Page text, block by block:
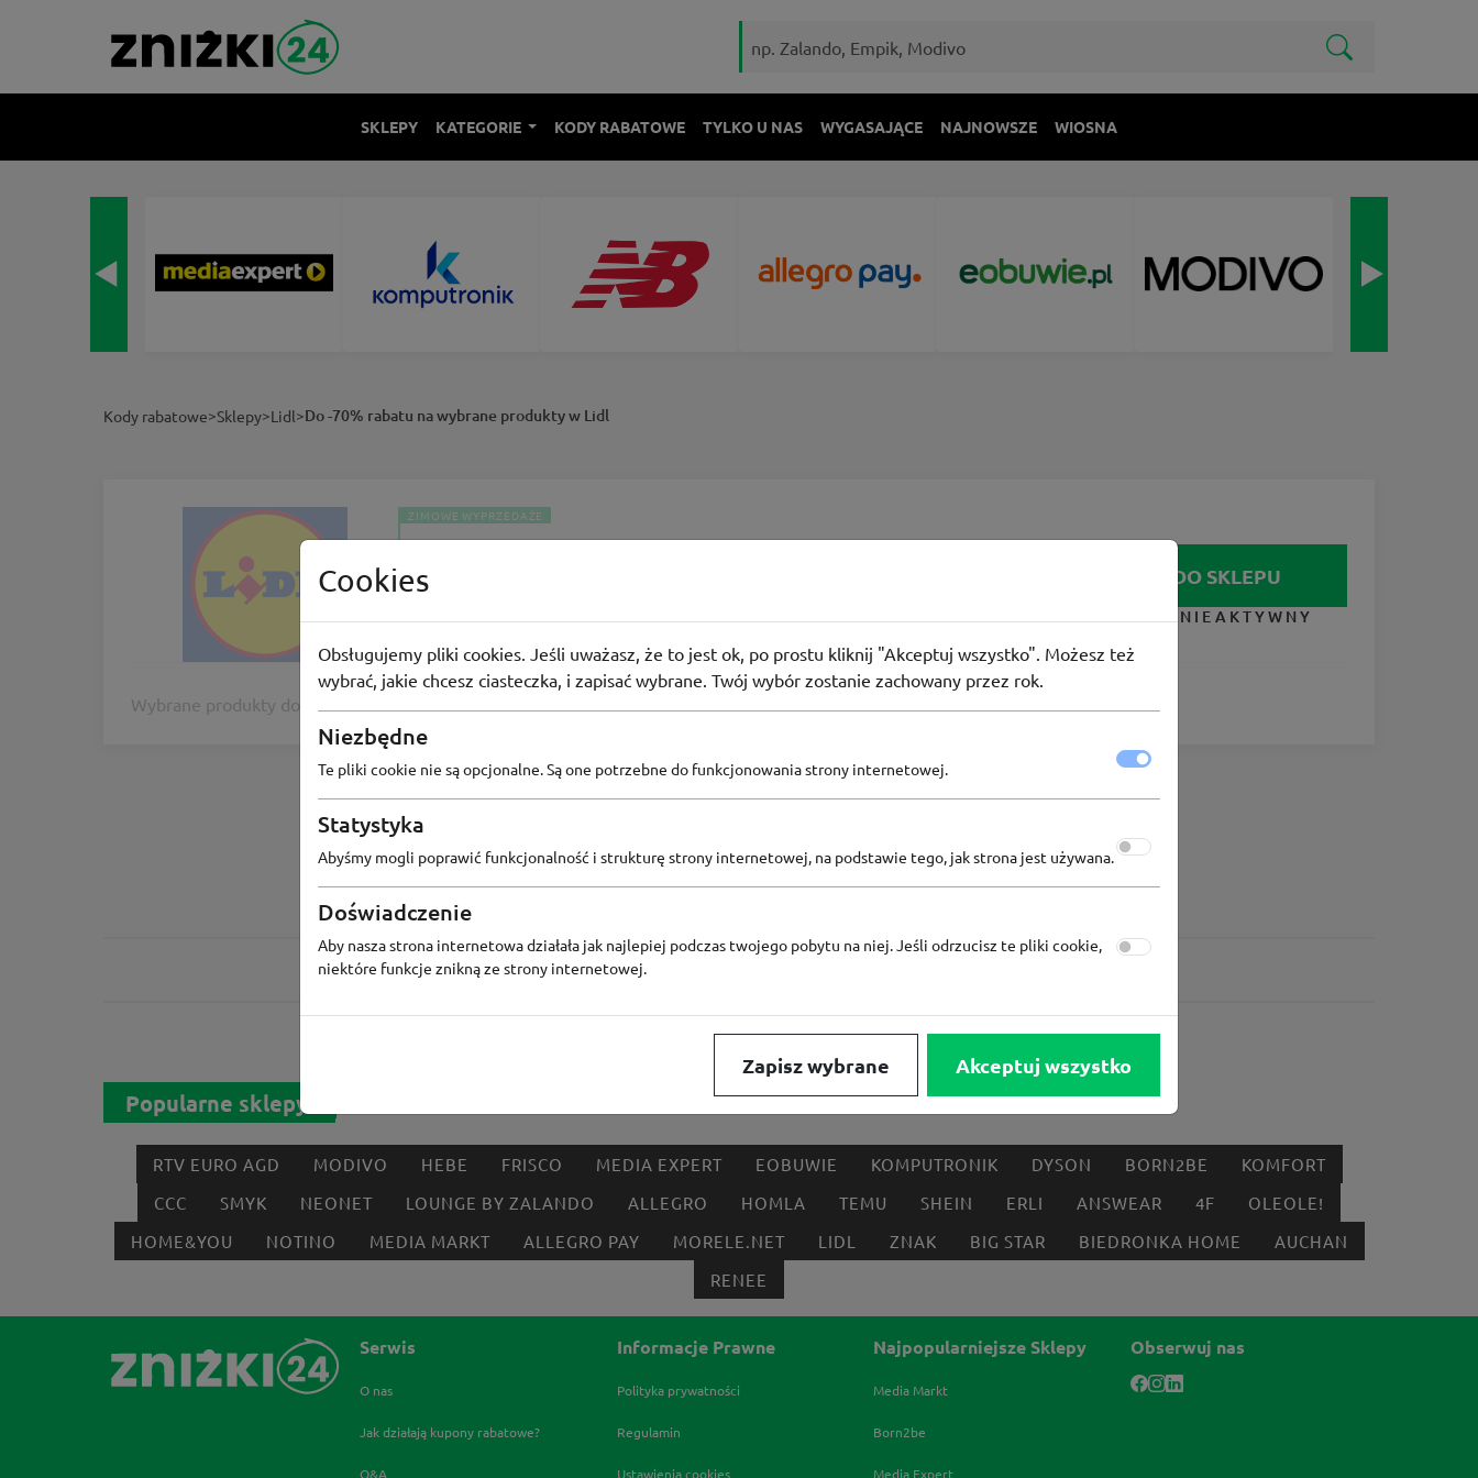
SKLEPY KATEGORIE KODY RABATOWE TYLKO U NAS WYGASAJĄCE NAJNOWSZE WIOSNA
Kody rabatowe>Sklepy>Lidl>Do -70% rabatu na wybrane produkty w Lidl
ZIMOWE WYPRZEDAŻE
Do -70% rabatu na wybrane produkty w Lidl
-70% osób użyło PROMO
IDŹ DO SKLEPU
KUPON NIEAKTYWNY
Wybrane produkty do -70% w sklepie online.
KODY RABATOWE LIDL
Popularne sklepy
RTV EURO AGD MODIVO HEBE FRISCO MEDIA EXPERT EOBUWIE KOMPUTRONIK DYSON BORN2BE
KOMFORT
CCC
SMYK NEONET LOUNGE BY ZALANDO ALLEGRO HOMLA TEMU SHEIN ERLI ANSWEAR 4F
OLEOLE!
HOME&YOU
NOTINO MEDIA MARKT ALLEGRO PAY MORELE.NET LIDL ZNAK BIG STAR BIEDRONKA HOME
AUCHAN
RENEE
Serwis
O nas
Jak działają kupony rabatowe?
Q&A
Informacje Prawne
Polityka prywatności
Regulamin
Ustawienia cookies
Najpopularniejsze Sklepy
Media Markt
Born2be
Media Expert
Obserwuj nas
Cookies
Obsługujemy pliki cookies. Jeśli uważasz, że to jest ok, po prostu kliknij "Akceptuj wszystko". Możesz też
wybrać, jakie chcesz ciasteczka, i zapisać wybrane. Twój wybór zostanie zachowany przez rok.
Niezbędne
Te pliki cookie nie są opcjonalne. Są one potrzebne do funkcjonowania strony internetowej.
Statystyka
Abyśmy mogli poprawić funkcjonalność i strukturę strony internetowej, na podstawie tego, jak strona jest używana.
Doświadczenie
Aby nasza strona internetowa działała jak najlepiej podczas twojego pobytu na niej. Jeśli odrzucisz te pliki cookie,
niektóre funkcje znikną ze strony internetowej.
Zapisz wybrane Akceptuj wszystko